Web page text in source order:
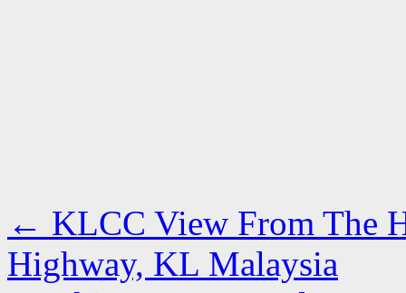
← KLCC View From The
Highway, KL Malaysia